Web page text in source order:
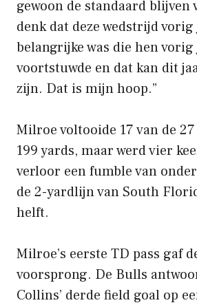
gewoon de standaard blijven
denk dat deze wedstrijd
belangrijke was die hen vorig
voortstuwde en dat kan dit
zijn. Dat is mijn hoop.”
Milroe voltooide 17 van de 27
199 yards, maar werd vier
verloor een fumble van
de 2-yardlijn van South
helft.
Milroe’s eerste TD pass gaf
voorsprong. De Bulls
Collins’ derde field goal op